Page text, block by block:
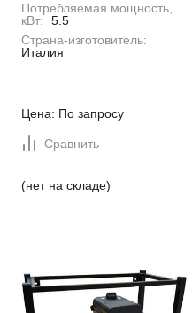
Потребляемая мощность,
кВт:
5.5
Страна-изготовитель:
Италия
Цена: По запросу
Сравнить
(нет на складе)